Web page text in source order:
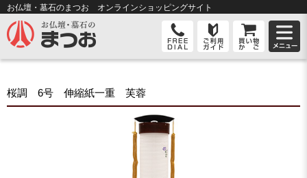
お仏壇・墓石のまつお オンラインショッピングサイト
桜調 6号 伸縮紙一重 芙蓉